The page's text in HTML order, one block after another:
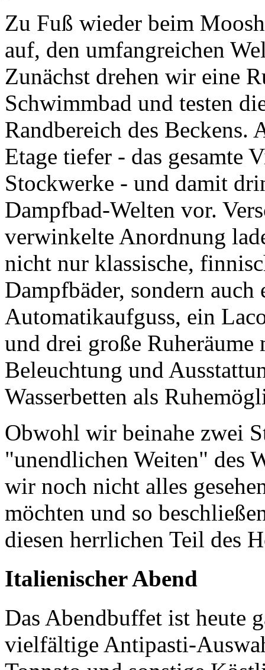
Zu Fuß wieder beim
auf, den umfangreichen
Zunächst drehen wir eine
Schwimmbad und testen
Randbereich des Beckens.
Etage tiefer - das gesamte
Stockwerke - und damit
Dampfbad-Welten vor.
verwinkelte Anordnung
nicht nur klassische,
Dampfbäder, sondern
Automatikaufguss, ein
und drei große
Beleuchtung und
Wasserbetten als
Obwohl wir beinahe zwei
"unendlichen Weiten" des
wir noch nicht alles
möchten und so
diesen herrlichen Teil des
Italienischer Abend
Das Abendbuffet ist heute
vielfältige Antipasti-